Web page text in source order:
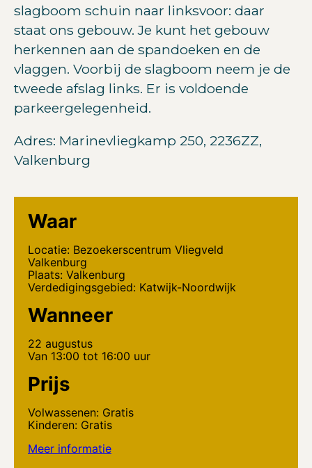
slagboom schuin naar linksvoor: daar
staat ons gebouw. Je kunt het gebouw
herkennen aan de spandoeken en de
vlaggen. Voorbij de slagboom neem je de
tweede afslag links. Er is voldoende
parkeergelegenheid.
Adres: Marinevliegkamp 250, 2236ZZ,
Valkenburg
Waar
Locatie: Bezoekerscentrum Vliegveld
Valkenburg
Plaats: Valkenburg
Verdedigingsgebied: Katwijk-Noordwijk
Wanneer
22 augustus
Van 13:00 tot 16:00 uur
Prijs
Volwassenen: Gratis
Kinderen: Gratis
Meer informatie